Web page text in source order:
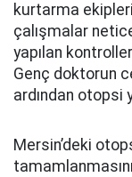
kurtarma
çalışmalar
yapılan
Genç doktorun
ardından otopsi
Mersin’deki